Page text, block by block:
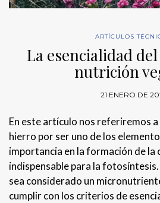
ARTÍCULOS
La esencialidad
nutrición
21 ENERO DE
En este artículo nos referiremos
hierro por ser uno de los
importancia en la formación de la
indispensable para la
sea considerado un
cumplir con los criterios de